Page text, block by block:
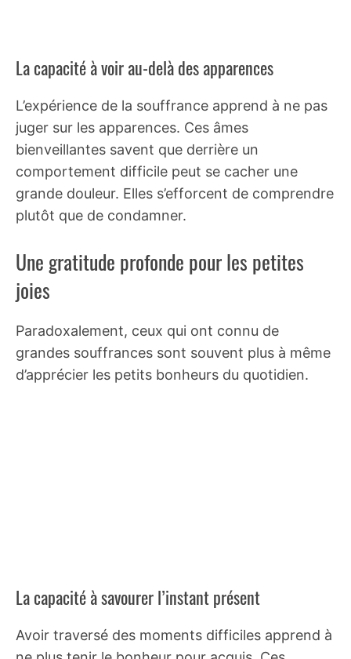
La capacité à voir au-delà des apparences
L’expérience de la souffrance apprend à ne pas
juger sur les apparences. Ces âmes
bienveillantes savent que derrière un
comportement difficile peut se cacher une
grande douleur. Elles s’efforcent de comprendre
plutôt que de condamner.
Une gratitude profonde pour les petites
joies
Paradoxalement, ceux qui ont connu de
grandes souffrances sont souvent plus à même
d’apprécier les petits bonheurs du quotidien.
La capacité à savourer l’instant présent
Avoir traversé des moments difficiles apprend à